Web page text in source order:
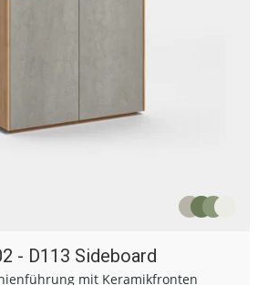
- D113 Sideboard
mit Keramikfronten